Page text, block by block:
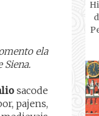
ela
Siena.
sacode
pajens,